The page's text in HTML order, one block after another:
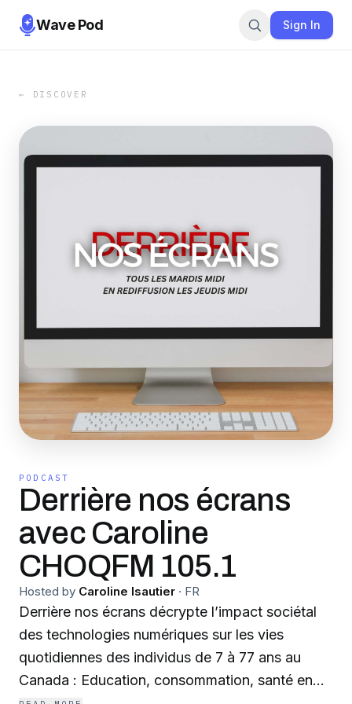
Wave Pod Sign In
← DISCOVER
PODCAST
Derrière nos écrans
avec Caroline
CHOQFM 105.1
Hosted by Caroline Isautier · FR
Derrière nos écrans décrypte l’impact sociétal
des technologies numériques sur les vies
quotidiennes des individus de 7 à 77 ans au
Canada : Education, consommation, santé en